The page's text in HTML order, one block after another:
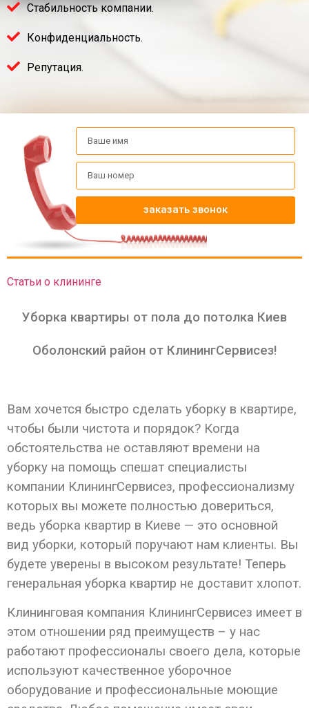
Стабильность компании.
Конфиденциальность.
Репутация.
заказать звонок
Статьи о клининге
Уборка квартиры от пола до потолка Киев
Оболонский район от КлинингСервисез!
Вам хочется быстро сделать уборку в квартире,
чтобы были чистота и порядок? Когда
обстоятельства не оставляют времени на
уборку на помощь спешат специалисты
компании КлинингСервисез, профессионализму
которых вы можете полностью довериться,
ведь уборка квартир в Киеве — это основной
вид уборки, который поручают нам клиенты. Вы
будете уверены в высоком результате! Теперь
генеральная уборка квартир не доставит хлопот.
Клининговая компания КлинингСервисез имеет в
этом отношении ряд преимуществ – у нас
работают профессионалы своего дела, которые
используют качественное уборочное
оборудование и профессиональные моющие